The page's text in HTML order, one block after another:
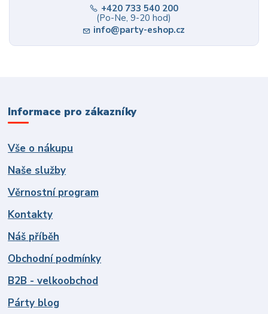
+420 733 540 200
(Po-Ne, 9-20 hod)
info@party-eshop.cz
Informace pro zákazníky
Vše o nákupu
Naše služby
Věrnostní program
Kontakty
Náš příběh
Obchodní podmínky
B2B - velkoobchod
Párty blog